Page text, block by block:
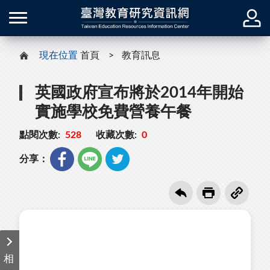
現在位置 首頁 教育訊息
英國政府宣布將於2014年開始
實施學校免費營養午餐
點閱次數: 528 收藏次數: 0
分享：
相